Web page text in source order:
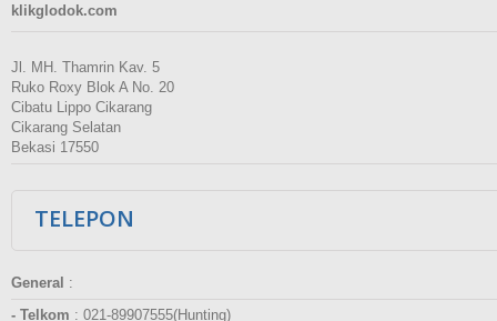
klikglodok.com
Jl. MH. Thamrin Kav. 5
Ruko Roxy Blok A No. 20
Cibatu Lippo Cikarang
Cikarang Selatan
Bekasi 17550
TELEPON
General :
- Telkom : 021-89907555(Hunting)